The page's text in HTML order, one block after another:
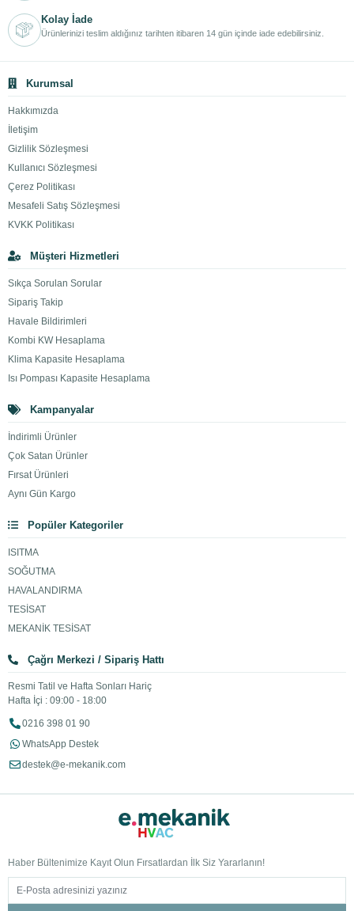
Kolay İade
Ürünlerinizi teslim aldığınız tarihten itibaren 14 gün içinde iade edebilirsiniz.
Kurumsal
Hakkımızda
İletişim
Gizlilik Sözleşmesi
Kullanıcı Sözleşmesi
Çerez Politikası
Mesafeli Satış Sözleşmesi
KVKK Politikası
Müşteri Hizmetleri
Sıkça Sorulan Sorular
Sipariş Takip
Havale Bildirimleri
Kombi KW Hesaplama
Klima Kapasite Hesaplama
Isı Pompası Kapasite Hesaplama
Kampanyalar
İndirimli Ürünler
Çok Satan Ürünler
Fırsat Ürünleri
Aynı Gün Kargo
Popüler Kategoriler
ISITMA
SOĞUTMA
HAVALANDIRMA
TESİSAT
MEKANİK TESİSAT
Çağrı Merkezi / Sipariş Hattı
Resmi Tatil ve Hafta Sonları Hariç
Hafta İçi : 09:00 - 18:00
0216 398 01 90
WhatsApp Destek
destek@e-mekanik.com
Haber Bültenimize Kayıt Olun Fırsatlardan İlk Siz Yararlanın!